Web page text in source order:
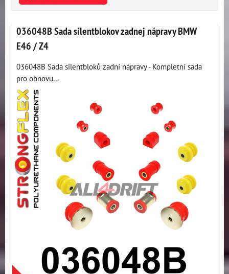
036048B Sada silentblokov zadnej nápravy BMW
E46 / Z4
036048B Sada silentbloků zadní nápravy - Kompletní sada
pro obnovu...